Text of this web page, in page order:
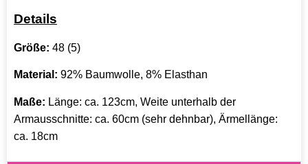
Details
Größe: 48 (5)
Material: 92% Baumwolle, 8% Elasthan
Maße: Länge: ca. 123cm, Weite unterhalb der
Armausschnitte: ca. 60cm (sehr dehnbar), Ärmellänge:
ca. 18cm